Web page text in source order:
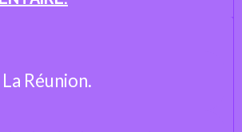
Réunion.